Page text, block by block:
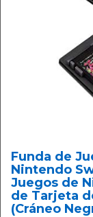
Funda de
Nintendo
Juegos de
de Tarjeta
(Cráneo